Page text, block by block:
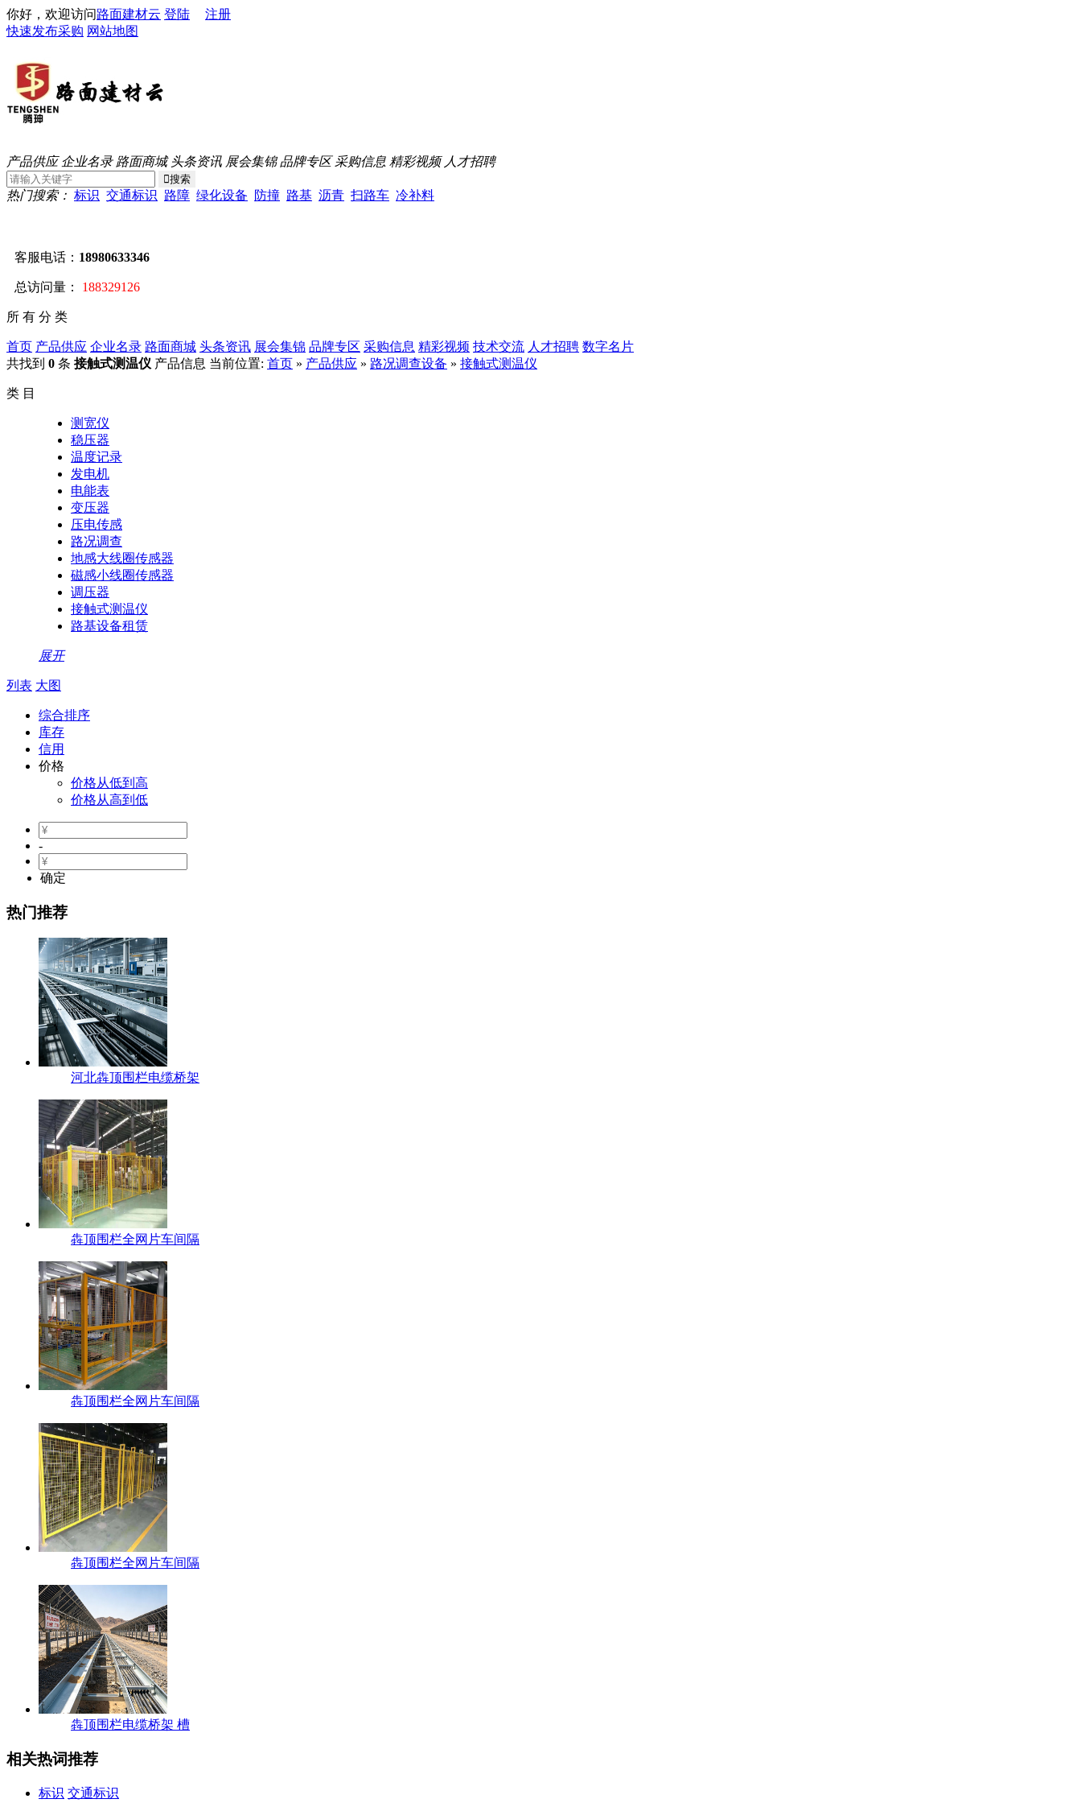
你好，欢迎访问路面建材云 登陆
注册
快速发布采购 网站地图
产品供应 企业名录 路面商城 头条资讯 展会集锦 品牌专区 采购信息 精彩视频 人才招聘
热门搜索： 标识 交通标识 路障 绿化设备 防撞 路基 沥青 扫路车 冷补料
客服电话： 18980633346
总访问量： 188329126
所 有 分 类
首页 产品供应 企业名录 路面商城 头条资讯 展会集锦 品牌专区 采购信息 精彩视频 技术交流 人才招聘 数字名片
共找到 0 条 接触式测温仪 产品信息 当前位置: 首页 » 产品供应 » 路况调查设备 » 接触式测温仪
类 目
测宽仪
稳压器
温度记录
发电机
电能表
变压器
压电传感
路况调查
地感大线圈传感器
磁感小线圈传感器
调压器
接触式测温仪
路基设备租赁
展开
列表 大图
综合排序
库存
信用
价格
价格从低到高
价格从高到低
-
确定
热门推荐
河北犇顶围栏电缆桥架
犇顶围栏全网片车间隔
犇顶围栏全网片车间隔
犇顶围栏全网片车间隔
犇顶围栏电缆桥架 槽
相关热词推荐
标识 交通标识